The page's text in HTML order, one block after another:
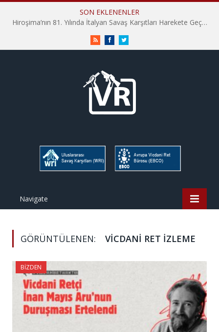
SON EKLENENLER
Hiroşima’nın 81. Yılında İtalyan Savaş Karşıtları Harekete Geçti: “Hatırlamak yeterli değil”
RSS FacebookTwitter
Navigate
GÖRÜNTÜLENEN: VICDANI RET IZLEME
BIZDEN